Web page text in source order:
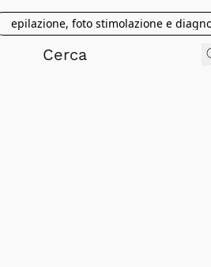
epilazione, foto stimolazione e